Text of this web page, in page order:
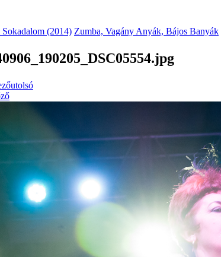
(2014) Zumba, Vagány Anyák, Bájos Banyák
utolsó